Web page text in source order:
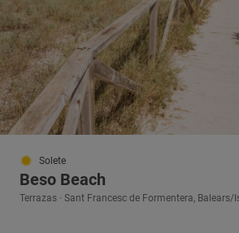
Solete
Beso Beach
Terrazas · Sant Francesc de Formentera, Balears/